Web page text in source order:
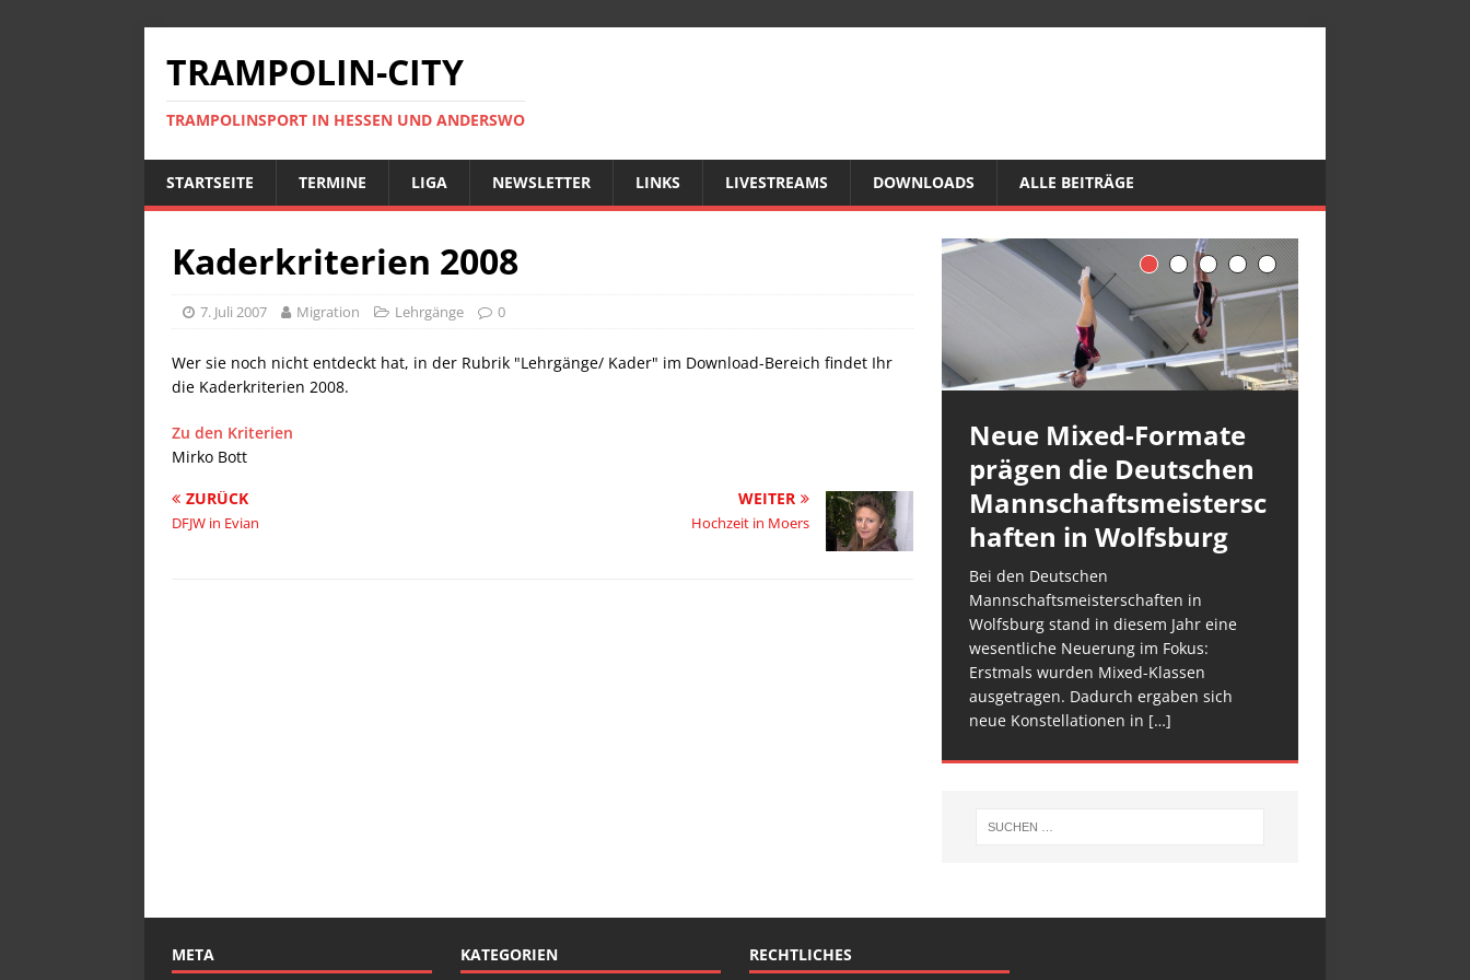
TRAMPOLIN-CITY
TRAMPOLINSPORT IN HESSEN UND ANDERSWO
STARTSEITE TERMINE LIGA NEWSLETTER LINKS LIVESTREAMS DOWNLOADS ALLE BEITRÄGE
Kaderkriterien 2008
7. Juli 2007 Migration Lehrgänge 0
Wer sie noch nicht entdeckt hat, in der Rubrik "Lehrgänge/ Kader" im Download-Bereich findet Ihr
die Kaderkriterien 2008.
Zu den Kriterien
Mirko Bott
ZURÜCK
DFJW in Evian
WEITER
Hochzeit in Moers
Neue Mixed-Formate
prägen die Deutschen
Mannschaftsmeistersc
haften in Wolfsburg
Bei den Deutschen
Mannschaftsmeisterschaften in
Wolfsburg stand in diesem Jahr eine
wesentliche Neuerung im Fokus:
Erstmals wurden Mixed-Klassen
ausgetragen. Dadurch ergaben sich
neue Konstellationen in […]
META KATEGORIEN RECHTLICHES